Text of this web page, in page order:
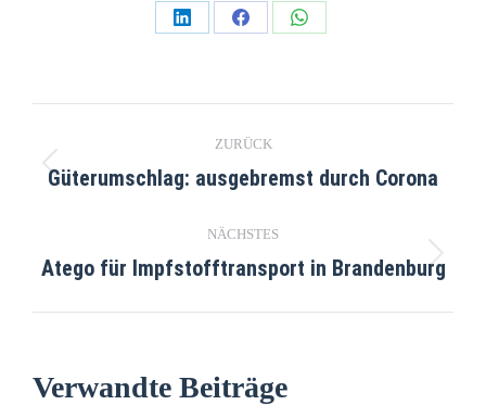
ZURÜCK
Güterumschlag: ausgebremst durch Corona
NÄCHSTES
Atego für Impfstofftransport in Brandenburg
Verwandte Beiträge